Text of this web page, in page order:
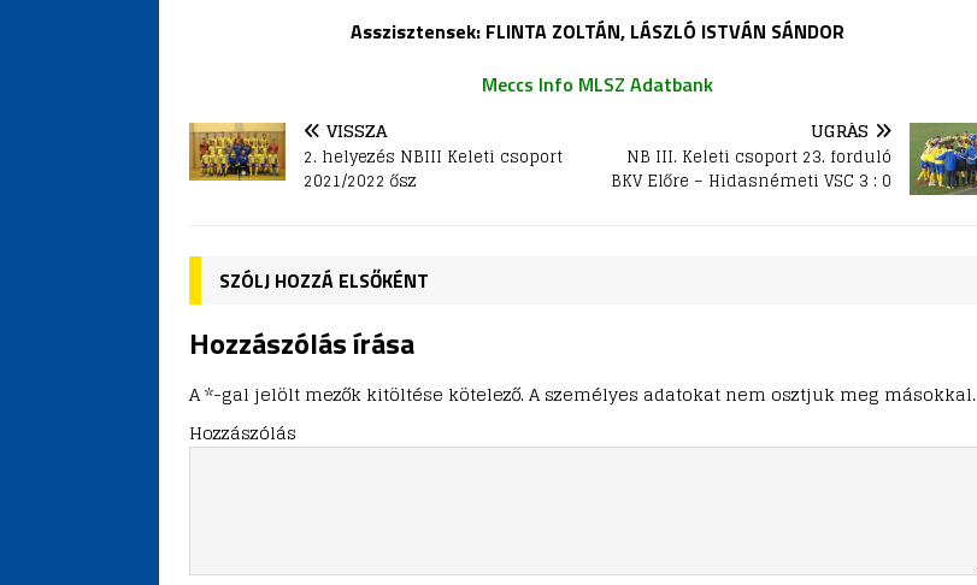
Asszisztensek: FLINTA ZOLTÁN, LÁSZLÓ ISTVÁN SÁNDOR
Meccs Info MLSZ Adatbank
VISSZA
2. helyezés NBIII Keleti csoport
2021/2022 ősz
UGRÁS
NB III. Keleti csoport 23. forduló
BKV Előre – Hidasnémeti VSC 3 : 0
SZÓLJ HOZZÁ ELSŐKÉNT
Hozzászólás írása
A *-gal jelölt mezők kitöltése kötelező. A személyes adatokat nem osztjuk meg másokkal.
Hozzászólás